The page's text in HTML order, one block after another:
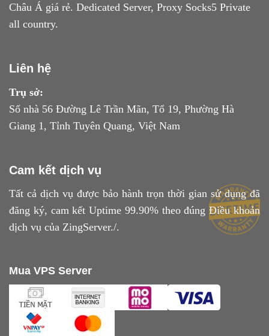
Châu Á giá rẻ. Dedicated Server, Proxy Socks5 Private
all country.
Liên hệ
Trụ sở:
Số nhà 56 Đường Lê Trần Mãn, Tổ 19, Phường Hà
Giang 1, Tỉnh Tuyên Quang, Việt Nam
Cam kết dịch vụ
Tất cả dịch vụ được bảo hành trọn thời gian sử dụng đã
đăng ký, cam kết Uptime 99.90% theo đúngĐiều khoản
dịch vụ của ZingServer./.
Mua VPS Server